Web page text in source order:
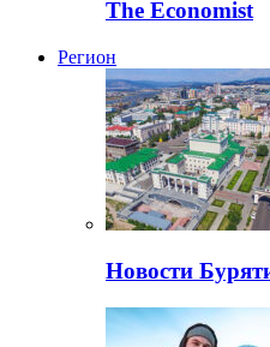
The Economist
Регион
Новости